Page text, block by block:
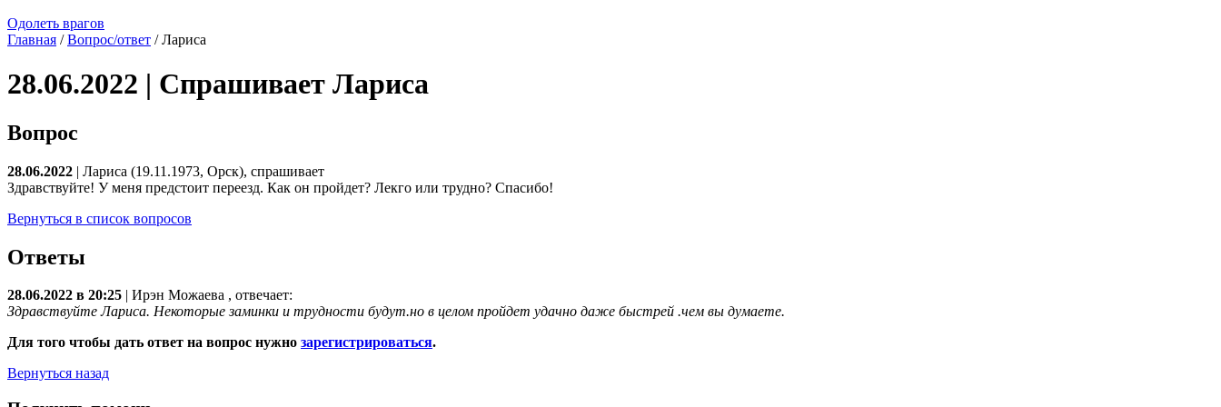
Одолеть врагов
Главная /Вопрос/ответ / Лариса
28.06.2022 | Спрашивает Лариса
Вопрос
28.06.2022 | Лариса (19.11.1973, Орск), спрашивает
Здравствуйте! У меня предстоит переезд. Как он пройдет? Лекго или трудно? Спасибо!
Вернуться в список вопросов
Ответы
28.06.2022 в 20:25 Ирэн Можаева , отвечает:
Здравствуйте Лариса. Некоторые заминки и трудности будут.но в целом пройдет удачно даже быстрей .чем вы думаете.
Для того чтобы дать ответ на вопрос нужно зарегистрироваться.
Вернуться назад